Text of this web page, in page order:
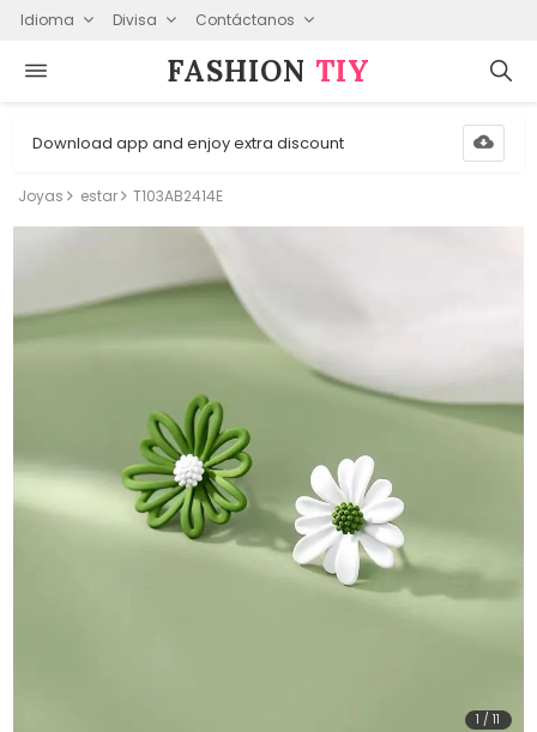
Idioma Divisa Contáctanos
FASHION⁠ TIY
Download app and enjoy extra discount
Joyas estar T103AB2414E
1 /11